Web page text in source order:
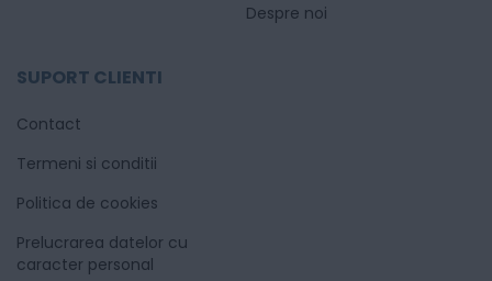
Despre noi
SUPORT CLIENTI
Contact
Termeni si conditii
Politica de cookies
Prelucrarea datelor cu
caracter personal